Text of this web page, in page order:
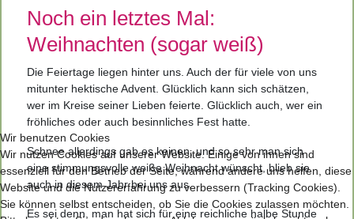
Noch ein letztes Mal:
Weihnachten (sogar weiß)
Die Feiertage liegen hinter uns. Auch der für viele von uns
mitunter hektische Advent. Glücklich kann sich schätzen,
wer im Kreise seiner Lieben feierte. Glücklich auch, wer ein
fröhliches oder auch besinnliches Fest hatte.
Schnee allerdings gab es keinen, und so sehr man sich
eine stimmungsvolle weiße Weihnacht wünscht, blieb sie
auch in diesem Jahr bei uns aus.
Es sei denn, man hat sich für eine reichliche halbe Stunde
Wir benutzen Cookies
Wir nutzen Cookies auf unserer Website. Einige von ihnen sind
essenziell für den Betrieb der Seite, während andere uns helfen, diese
Website und die Nutzererfahrung zu verbessern (Tracking Cookies).
Sie können selbst entscheiden, ob Sie die Cookies zulassen möchten.